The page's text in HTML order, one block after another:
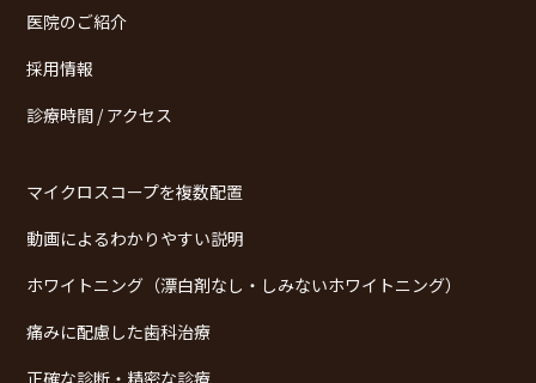
医院のご紹介
採用情報
診療時間 / アクセス
マイクロスコープを複数配置
動画によるわかりやすい説明
ホワイトニング（漂白剤なし・しみないホワイトニング）
痛みに配慮した歯科治療
正確な診断・精密な診療